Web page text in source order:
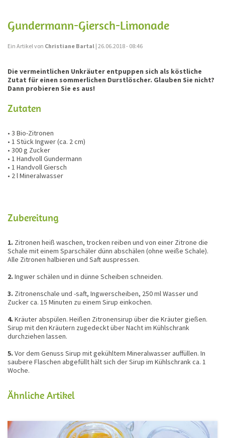
Gundermann-Giersch-Limonade
Ein Artikel von Christiane Bartal | 26.06.2018 - 08:46
Die vermeintlichen Unkräuter entpuppen sich als köstliche
Zutat für einen sommerlichen Durstlöscher. Glauben Sie nicht?
Dann probieren Sie es aus!
Zutaten
• 3 Bio-Zitronen
• 1 Stück Ingwer (ca. 2 cm)
• 300 g Zucker
• 1 Handvoll Gundermann
• 1 Handvoll Giersch
• 2 l Mineralwasser
Zubereitung
1. Zitronen heiß waschen, trocken reiben und von einer Zitrone die
Schale mit einem Sparschäler dünn abschälen (ohne weiße Schale).
Alle Zitronen halbieren und Saft auspressen.
2. Ingwer schälen und in dünne Scheiben schneiden.
3. Zitronenschale und -saft, Ingwerscheiben, 250 ml Wasser und
Zucker ca. 15 Minuten zu einem Sirup einkochen.
4. Kräuter abspülen. Heißen Zitronensirup über die Kräuter gießen.
Sirup mit den Kräutern zugedeckt über Nacht im Kühlschrank
durchziehen lassen.
5. Vor dem Genuss Sirup mit gekühltem Mineralwasser auffüllen. In
saubere Flaschen abgefüllt hält sich der Sirup im Kühlschrank ca. 1
Woche.
Ähnliche Artikel